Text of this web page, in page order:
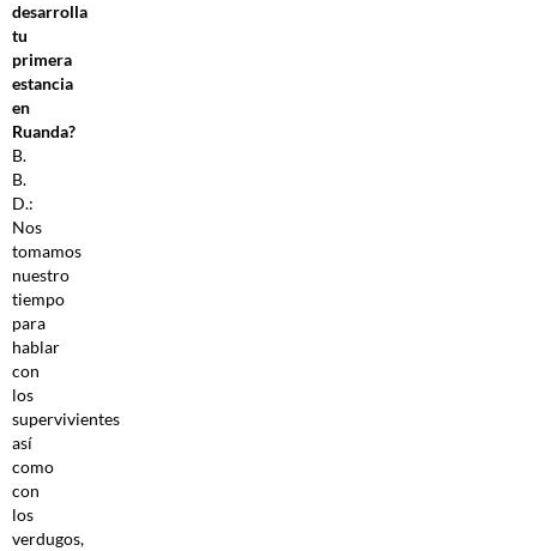
desarrolla
tu
primera
estancia
en
Ruanda?
B.
B.
D.:
Nos
tomamos
nuestro
tiempo
para
hablar
con
los
supervivientes
así
como
con
los
verdugos,